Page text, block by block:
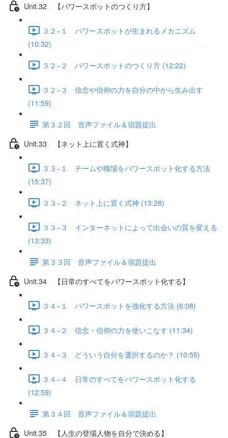
Unit.32 【パワースポットのつくり方】
３２−１ パワースポットが生まれるメカニズム
(10:32)
３２−２ パワースポットのつくり方 (12:22)
３２−３ 信念や信仰の力を自分の中から生み出す
(11:59)
第３２回 音声ファイル＆宿題提出
Unit.33 【ネット上に置く式神】
３３−１ チームや職場をパワースポット化する方法
(15:37)
３３−２ ネット上に置く式神 (13:28)
３３−３ インターネットによって出会いの質を変える
(13:33)
第３３回 音声ファイル＆宿題提出
Unit.34 【日常のすべてをパワースポット化する】
３４−１ パワースポットを強化する方法 (6:08)
３４−２ 信念・信仰の力を使いこなす (11:34)
３４−３ どういう自分を選択するのか？ (10:55)
３４−４ 日常のすべてをパワースポット化する
(12:59)
第３４回 音声ファイル＆宿題提出
Unit.35 【人生の登場人物を自分で決める】